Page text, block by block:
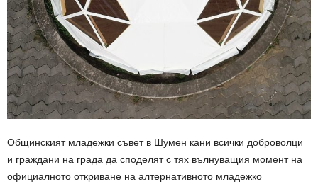
Общинският младежки съвет в Шумен кани всички доброволци
и граждани на града да споделят с тях вълнуващия момент на
официалното откриване на алтернативното младежко